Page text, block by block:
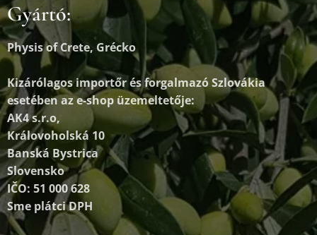
Gyártó:
Physis of Crete, Grécko
Kizárólagos importőr és forgalmazóSzlovákia
esetében az e-shop üzemeltetője:
AK4 s.r.o,
Královoholská 10
Banská Bystrica
Slovensko
IČO: 51 000 628
Sme plátci DPH